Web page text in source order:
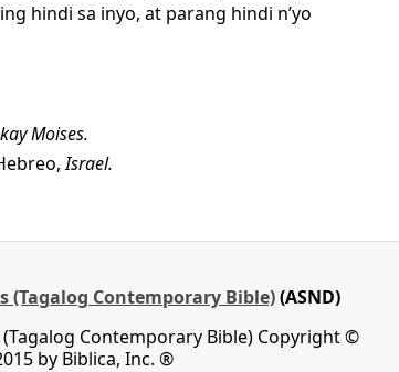
hindi sa inyo, at parang hindi nʼyo
kay Moises.
Israel.
(Tagalog Contemporary Bible)(ASND)
Contemporary Bible) Copyright ©
by Biblica, Inc. ®